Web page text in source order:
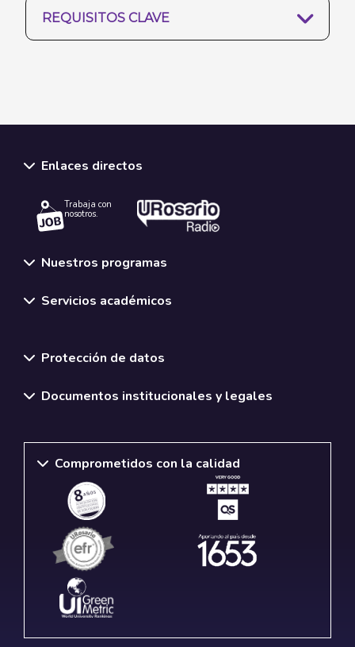
REQUISITOS CLAVE
Enlaces directos
Trabaja con
nosotros.
Nuestros programas
Servicios académicos
Protección de datos
Documentos institucionales y legales
Comprometidos con la calidad